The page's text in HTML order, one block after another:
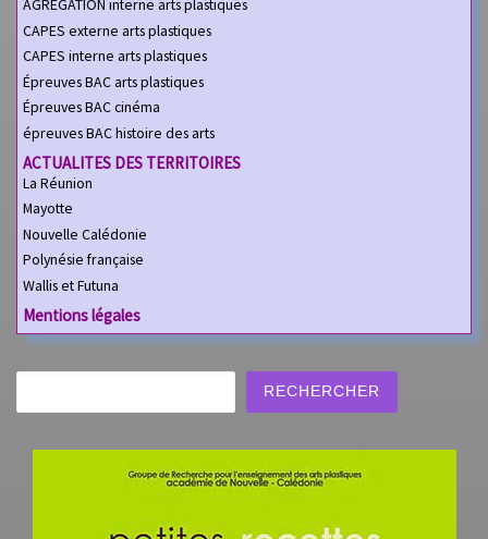
AGREGATION interne arts plastiques
CAPES externe arts plastiques
CAPES interne arts plastiques
Épreuves BAC arts plastiques
Épreuves BAC cinéma
épreuves BAC histoire des arts
ACTUALITES DES TERRITOIRES
La Réunion
Mayotte
Nouvelle Calédonie
Polynésie française
Wallis et Futuna
Mentions légales
RECHERCHER